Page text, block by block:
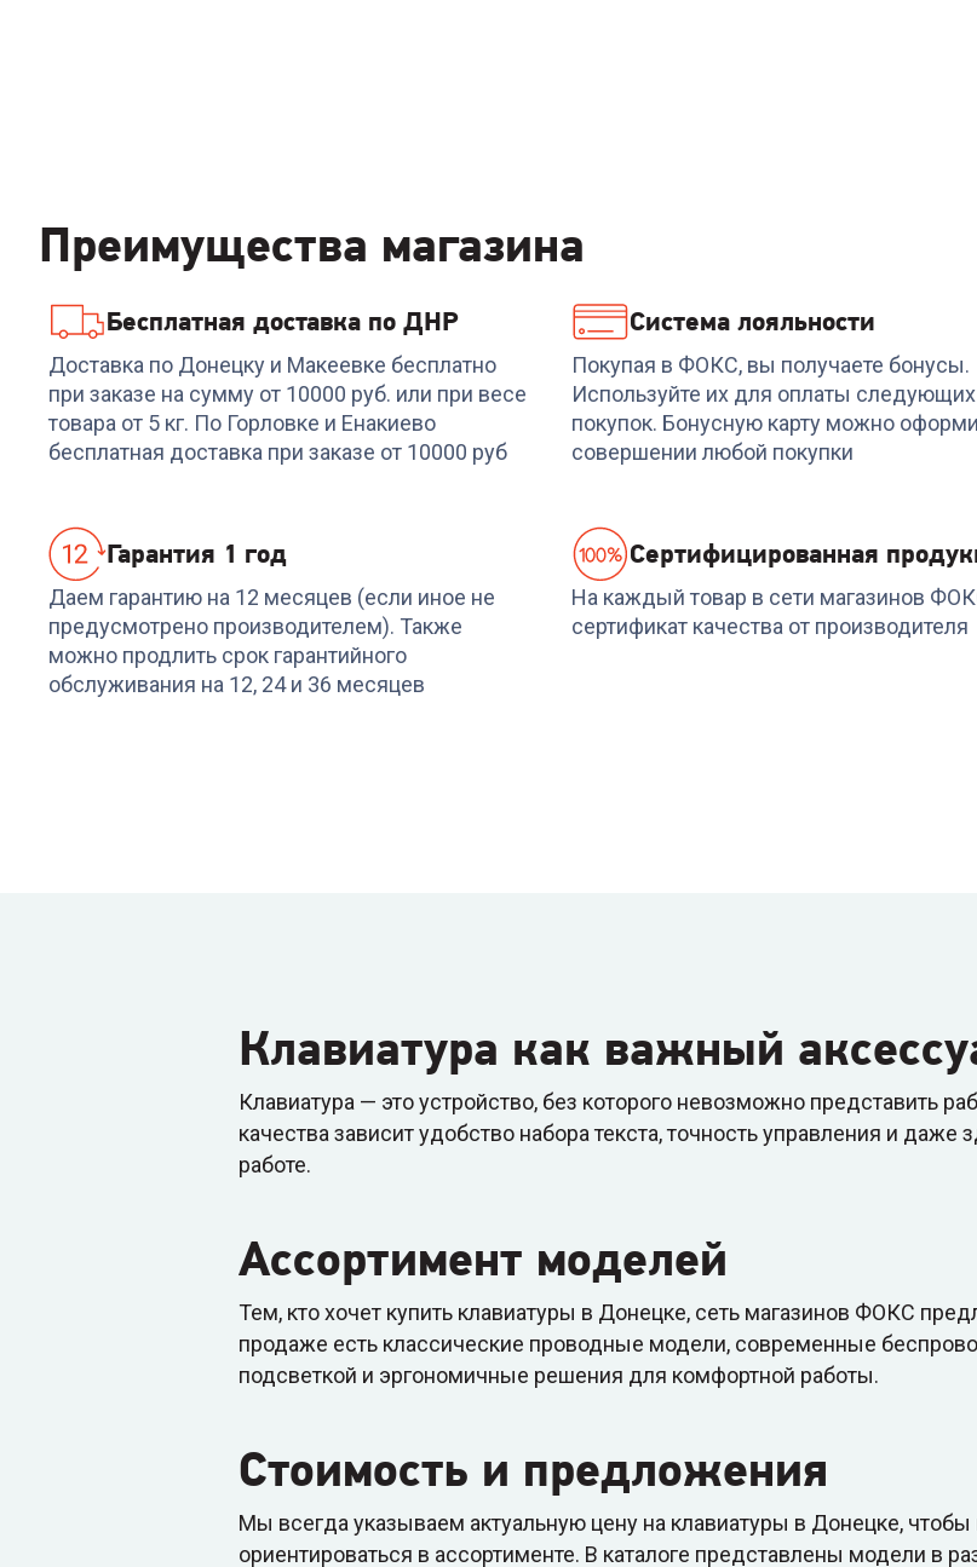
Преимущества магазина
Бесплатная доставка по ДНР
Доставка по Донецку и Макеевке бесплатно
при заказе на сумму от 10000 руб. или при весе
товара от 5 кг. По Горловке и Енакиево
бесплатная доставка при заказе от 10000 руб
Система лояльности
Покупая в ФОКС, вы получаете бонусы.
Используйте их для оплаты следующих
покупок. Бонусную карту можно
совершении любой покупки
Гарантия 1 год
Даем гарантию на 12 месяцев (если иное не
предусмотрено производителем). Также
можно продлить срок гарантийного
обслуживания на 12, 24 и 36 месяцев
Cертифицированная
На каждый товар в сети магазинов
сертификат качества от производителя
Клавиатура как важный
Клавиатура — это устройство, без которого невозможно представить
качества зависит удобство набора текста, точность управления и даже
работе.
Ассортимент моделей
Тем, кто хочет купить клавиатуры в Донецке, сеть магазинов ФОКС
продаже есть классические проводные модели, современные
подсветкой и эргономичные решения для комфортной работы.
Стоимость и предложения
Мы всегда указываем актуальную цену на клавиатуры в Донецке, чтобы
ориентироваться в ассортименте. В каталоге представлены модели в